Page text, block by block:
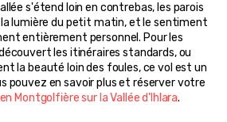
s'étend loin en contrebas, les parois
lumière du petit matin, et le sentiment
entièrement personnel. Pour les
les itinéraires standards, ou
la beauté loin des foules, ce vol est un
pouvez en savoir plus et réserver votre
Montgolfière sur la Vallée d'Ihlara.